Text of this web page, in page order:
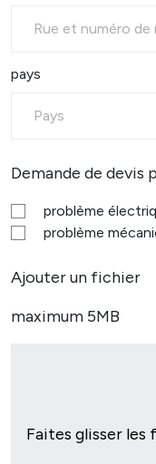
pays
Demande de devis
problème
problème
Ajouter un fichier
maximum 5MB
Faites glisser